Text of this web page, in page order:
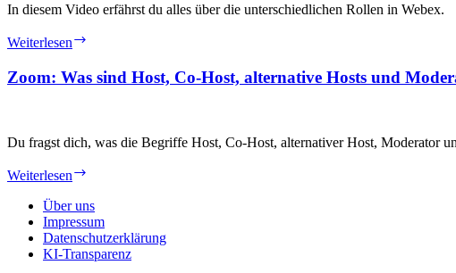
In diesem Video erfährst du alles über die unterschiedlichen Rollen in Webex.
Weiterlesen
Moderator:
Das
Webex-
Rollen
Zoom: Was sind Host, Co-Host, alternative Hosts und
Du fragst dich, was die Begriffe Host, Co-Host, alternativer Host, Moderator
Weiterlesen
sind
Host,
Co-
Host,
Über uns
Impressum
Datenschutzerklärung
KI-Transparenz